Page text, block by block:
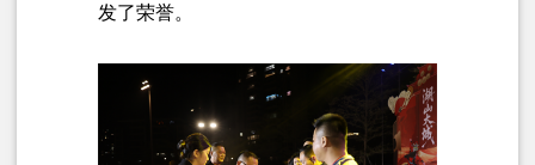
发了荣誉。